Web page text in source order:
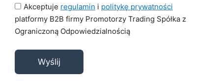
Akceptuje regulamin i politykę prywatności
platformy B2B firmy Promotorzy Trading Spółka z
Ograniczoną Odpowiedzialnością